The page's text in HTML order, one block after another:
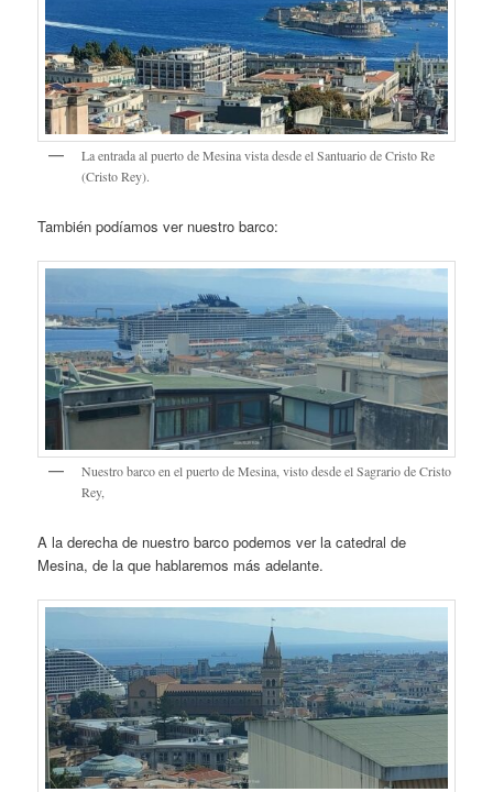
La entrada al puerto de Mesina vista desde el Santuario de Cristo Re
(Cristo Rey).
También podíamos ver nuestro barco:
Nuestro barco en el puerto de Mesina, visto desde el Sagrario de Cristo
Rey,
A la derecha de nuestro barco podemos ver la catedral de
Mesina, de la que hablaremos más adelante.